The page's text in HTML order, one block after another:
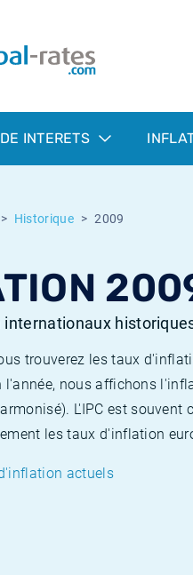
INTERETS
Historique 2009
trouverez les taux
l'année, nous affichons
L'IPC est
les taux d'inflation
actuels